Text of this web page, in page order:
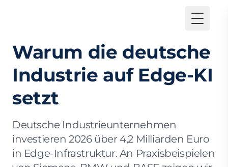
Toggle
Warum die deutsche
Industrie auf Edge-KI
setzt
Deutsche Industrieunternehmen
investieren 2026 über 4,2 Milliarden Euro
in Edge-Infrastruktur. An Praxisbeispielen